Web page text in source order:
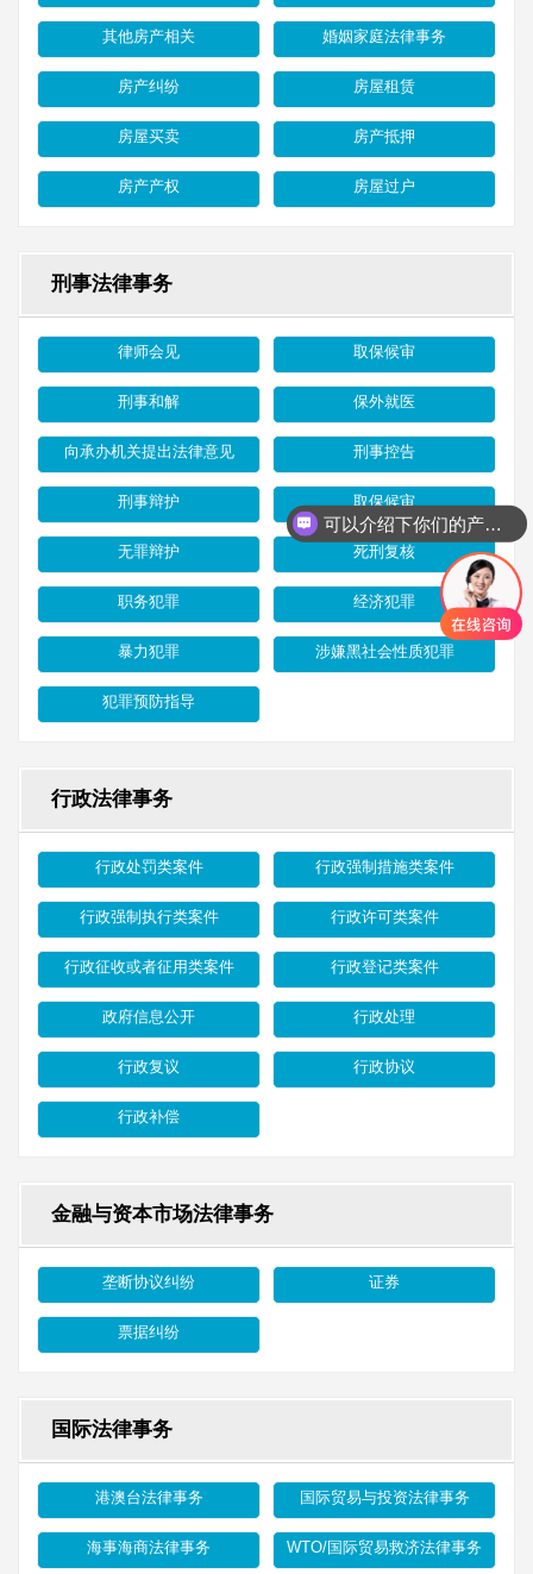
其他房产相关 婚姻家庭法律事务
房产纠纷 房屋租赁
房屋买卖 房产抵押
房产产权 房屋过户
刑事法律事务
律师会见 取保候审
刑事和解 保外就医
向承办机关提出法律意见 刑事控告
刑事辩护 取保候审
无罪辩护 死刑复核
职务犯罪 经济犯罪
暴力犯罪 涉嫌黑社会性质犯罪
犯罪预防指导
行政法律事务
行政处罚类案件 行政强制措施类案件
行政强制执行类案件 行政许可类案件
行政征收或者征用类案件 行政登记类案件
政府信息公开 行政处理
行政复议 行政协议
行政补偿
金融与资本市场法律事务
垄断协议纠纷 证券
票据纠纷
国际法律事务
港澳台法律事务 国际贸易与投资法律事务
海事海商法律事务 WTO/国际贸易救济法律事务
可以介绍下你们的产品么